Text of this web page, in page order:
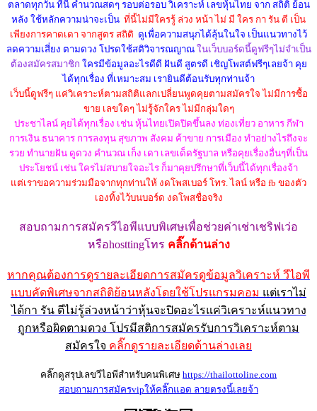
ตลาดทุกวัน ที่นี้ คำนวณสดๆ รอบต่อรอบ วิเคราะห์ เลขหุ้นไทย จาก สถิติ ย้อน
หลัง ใช้หลักความน่าจะเป็น ที่นี้ไม่มีใครรู้ ล่วง หน้า ไม่ มี ใคร กา รัน ตี เป็น
เพียงการคาดเดา จากสูตร สถิติ ดูเพื่อความสนุกได้ลุ้นในใจ เป็นแนวทางไว้
ลดความเสี่ยง ตามดวง โปรดใช้สติวิจารณญาณ ในเว็บบอร์ดนี้ดูฟรีๆไม่จำเป็น
ต้องสมัครสมาชิก ใครมีข้อมูลอะไรดีดี ฝันดี สูตรดี เชิญโพสต์ฟรีๆเลยจ้า คุย
ได้ทุกเรื่อง ที่เหมาะสม เรายินดีต้อนรับทุกท่านจ้า
เว็บนี้ดูฟรีๆ แค่วิเคราะห์ตามสถิติแลกเปลี่ยนพูดคุยตามสมัครใจ ไม่มีการซื้อ
ขาย เลขใดๆ ไม่รู้จักใคร ไม่มีกลุ่มใดๆ
ประชาไลน์ คุยได้ทุกเรื่อง เช่น หุ้นไทยเปิดปิดขึ้นลง ท่องเที่ยว อาหาร กีฬา
การเงิน ธนาคาร การลงทุน สุขภาพ สังคม ค้าขาย การเมือง ทำอย่างไรถึงจะ
รวย ทำนายฝัน ดูดวง คำนวณ เก็ง เดา เลขเด็ดรัฐบาล หรือคุยเรื่องอื่นๆที่เป็น
ประโยชน์ เช่น ใครไม่สบายใจอะไร ก็มาคุยปรึกษาที่เว็บนี้ได้ทุกเรื่องจ้า
แต่เราขอความร่วมมือจากทุกท่านให้ งดโพสเบอร์ โทร. ไลน์ หรือ fb ของตัว
เองทิ้งไว้บนบอร์ด งดโพสชื่อจริง
สอบถามการสมัครวีไอพีแบบพิเศษเพื่อช่วยค่าเช่าเชริฟเว่อ
หรือhosttingโทร คลิ๊กด้านล่าง
หากคุณต้องการดูรายละเอียดการสมัครดูข้อมูลวิเคราะห์ วีไอพี
แบบคัดพิเศษจากสถิติย้อนหลังโดยใช้โปรแกรมคอม แต่เราไม่
ได้กา รัน ตีไม่รู้ล่วงหน้าว่าหุ้นจะปิดอะไรแค่วิเคราะห์แนวทาง
ถูกหรือผิดตามดวง โปรมีสติการสมัครรับการวิเคราะห์ตาม
สมัครใจ คลิ๊กดูรายละเอียดด้านล่างเลย
คลิ๊กดูสรุปเลขวีไอพีสำหรับคนพิเศษ https://thailottoline.com
สอบถามการสมัครvipให้คลิ๊กแอด ลายตรงนี้เลยจ้า